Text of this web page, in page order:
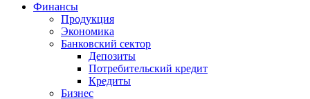
Финансы
Продукция
Экономика
Банковский сектор
Депозиты
Потребительский кредит
Кредиты
Бизнес